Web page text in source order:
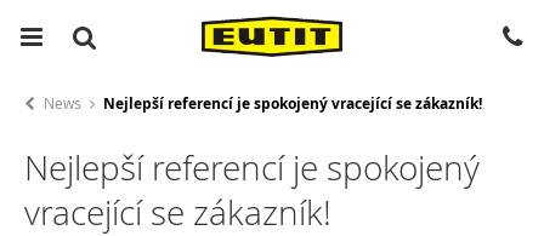
News Nejlepší referencí je spokojený vracející se zákazník!
Nejlepší referencí je spokojený
vracející se zákazník!